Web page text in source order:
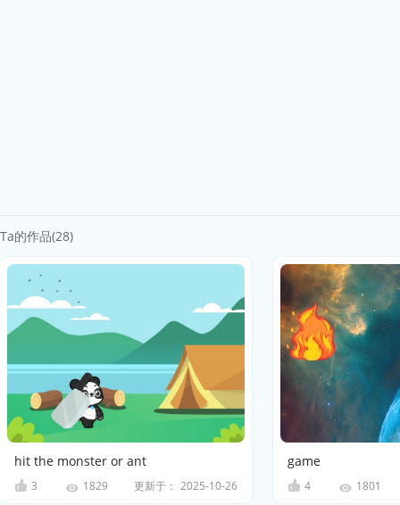
Ta的作品(28)
hit the monster or ant
3 1829 更新于： 2025-10-26
game
4 1801